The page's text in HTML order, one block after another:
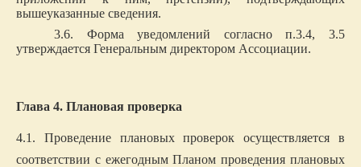
вышеуказанные сведения.
3.6. Форма уведомлений согласно п.3.4, 3.5
утверждается Генеральным директором Ассоциации.
Глава 4. Плановая проверка
4.1. Проведение плановых проверок осуществляется в
соответствии с ежегодным Планом проведения плановых